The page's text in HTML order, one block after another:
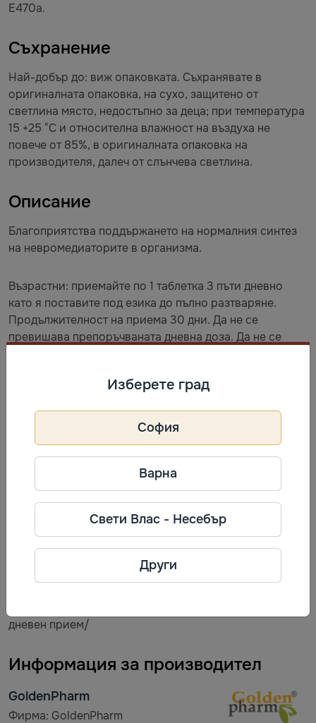
Е470а.
Съхранение
Най-добър до: виж опаковката. Съхранявате в
оригиналната опаковка, на сухо, защитено от
светлина място, недостъпно за деца; при температура
15 +25 °C и относителна влажност на въздуха не
повече от 85%, в оригиналната опаковка на
производителя, далеч от слънчева светлина.
Описание
Благоприятства поддържането на нормалния синтез
на невромедиаторите в организма.
Възрастни: приемайте по 1 таблетка 3 пъти дневно
като я поставите под езика до пълно разтваряне.
Продължителност на приема 30 дни. Да не се
превишава препоръчваната дневна доза. Да не се
недостъпно за малки деца. Ако сте бременна или
не се употребява при индивидуална непоносимост
или алергия към някоя от съставките на продукта.
Хранителни стойности в препоръчвана доза за дневен
прием (3 таблетки):
Съставки: 1 табл. 3 табл.
Глицин 100 mg* 300 mg*
дневен прием/
Информация за производител
GoldenPharm
Фирма: GoldenPharm
Изберете град
София
Варна
Свети Влас - Несебър
Други